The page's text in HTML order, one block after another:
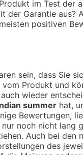
im Test der
Garantie aus?
positiven
sein, dass Sie
Produkt und
wieder
summer hat,
Bewertungen,
noch nicht lang
Auch bei den
des